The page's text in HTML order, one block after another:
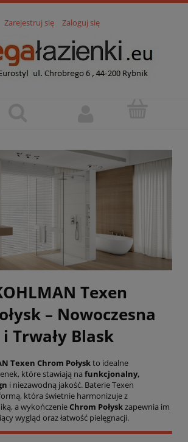
Zarejestruj się Zaloguj się
Texen
– Nowoczesna
Trwały Blask
Texen Chrom Połyskto idealne
które stawiają na funkcjonalny,
i niezawodną jakość. Baterie Texen
która świetnie harmonizuje z
a wykończenieChrom Połyskzapewnia im
wygląd oraz łatwość pielęgnacji.